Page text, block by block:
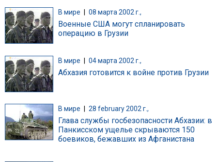
В мире 08 марта 2002 г.,
Военные США могут спланировать
операцию в Грузии
В мире 04 марта 2002 г.,
Абхазия готовится к войне против Грузии
В мире 28 february 2002 г.,
Глава службы госбезопасности Абхазии: в
Панкисском ущелье скрываются 150
боевиков, бежавших из Афганистана